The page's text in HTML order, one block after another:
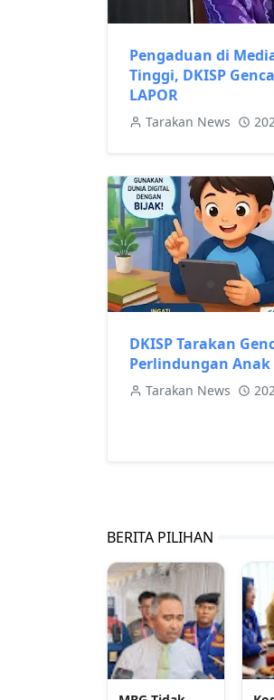
Pengaduan di
Tinggi, DKISP
LAPOR
Tarakan News
DKISP Tarakan
Perlindungan
Tarakan News
BERITA PILIHAN